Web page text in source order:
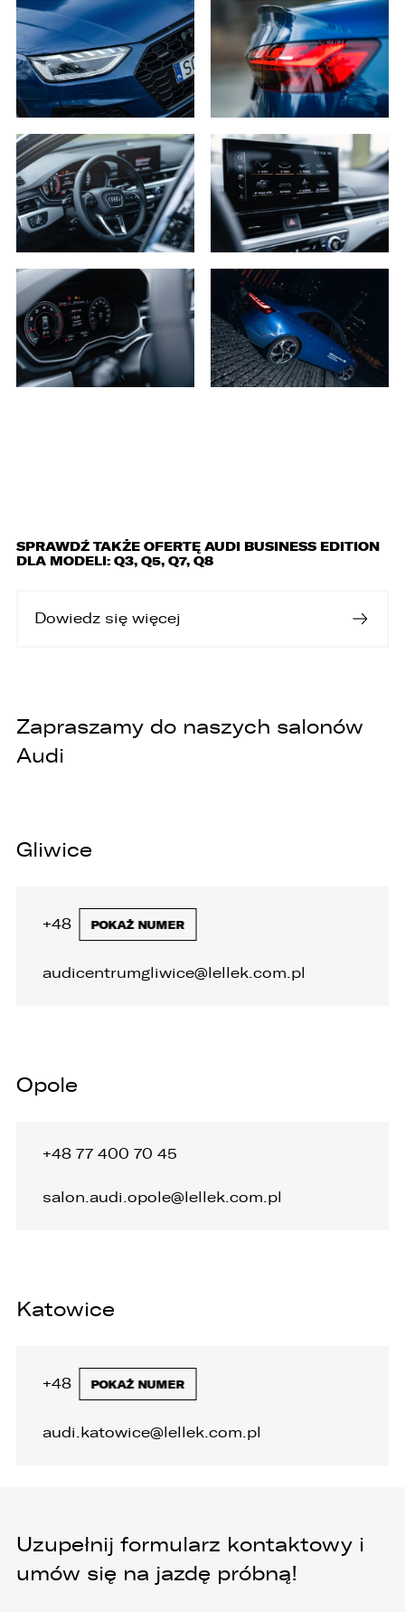
SPRAWDŹ TAKŻE OFERTĘ AUDI BUSINESS EDITION
DLA MODELI: Q3, Q5, Q7, Q8
Dowiedz się więcej
Zapraszamy do naszych salonów
Audi
Gliwice
POKAŻ NUMER
+48 32 335 92 40
audicentrumgliwice@lellek.com.pl
Opole
+48 77 400 70 45
salon.audi.opole@lellek.com.pl
Katowice
POKAŻ NUMER
+48 32 446 20 00
audi.katowice@lellek.com.pl
Uzupełnij formularz kontaktowy i
umów się na jazdę próbną!
2. Posiadają Państwo prawo do żądania od
administratora dostępu do danych osobowych,
ich sprostowania, usunięcia lub ograniczenia
przetwarzania, a także prawo sprzeciwu,
żądania zaprzestania przetwarzania i
przenoszenia danych, jak również prawo do
wpływu na zgodność z prawem przetwarzania,
którego dokonano na podstawie zgody przed
jej cofnięciem
3. Mają Państwo prawo do wniesienia skargi do
Prezesa Urzędu Ochrony Danych Osobowych
(PUODO) w uzasadnionych przypadkach
stwierdzenia przetwarzania Państwa danych
niezgodnego z prawem.
4. Podanie danych osobowych jest
dobrowolne, jednakże Ich brak uniemożliwi
realizację powyższych celów oraz kontakt z
Państwem.
5. Dane udostępnione przez Państwa nie będą